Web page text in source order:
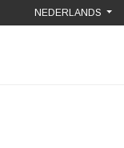
NEDERLANDS